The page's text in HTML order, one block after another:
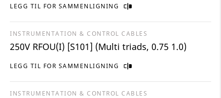
LEGG TIL FOR SAMMENLIGNING
LEGG TIL FOR SAMMENLIGNING
INSTRUMENTATION & CONTROL CABLES
250V RFOU(I) [S101] (Multi triads, 0.75 1.0)
INSTRUMENTATION & CONTROL CABLES